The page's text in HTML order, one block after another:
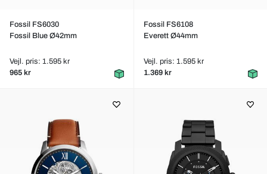
Fossil FS6030
Fossil Blue Ø42mm
Vejl. pris: 1.595 kr
965 kr
Fossil FS6108
Everett Ø44mm
Vejl. pris: 1.595 kr
1.369 kr